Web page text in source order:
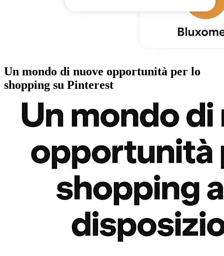
Un mondo di nuove opportunità per lo
shopping su Pinterest